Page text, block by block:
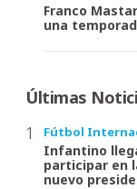
Franco
una
Últimas
Fútbol
Infantino
participar en
nuevo